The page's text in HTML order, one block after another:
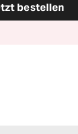
bestellen